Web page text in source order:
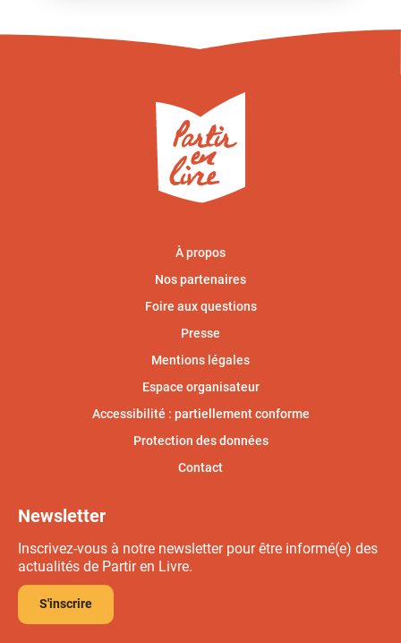
À propos
Nos partenaires
Foire aux questions
Presse
Mentions légales
Espace organisateur
Accessibilité : partiellement conforme
Protection des données
Contact
Newsletter
Inscrivez-vous à notre newsletter pour être informé(e) des
actualités de Partir en Livre.
S'inscrire